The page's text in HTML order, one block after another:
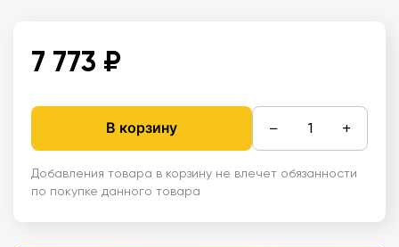
7 773 ₽
В корзину − +
Добавления товара в корзину не влечет обязанности
по покупке данного товара